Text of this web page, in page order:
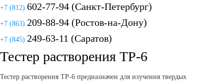
+7 (812) 602-77-94 (Санкт-Петербург)
+7 (863) 209-88-94 (Ростов-на-Дону)
+7 (845) 249-63-11 (Саратов)
Тестер растворения ТР-6
Тестер растворения ТР-6 предназначен для изучения твердых